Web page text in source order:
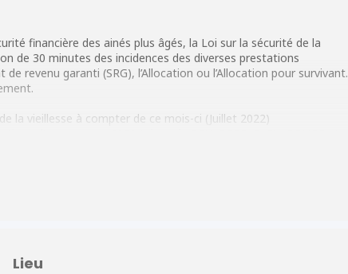
financière des ainés plus âgés, la Loi sur la sécurité de la
de 30 minutes des incidences des diverses prestations
revenu garanti (SRG), l’Allocation ou l’Allocation pour survivant.
la vieillesse à compter de ce mois-ci (Juillet 2022)
d’urgences en 2020
ou d’allocations de Juillet 2022 à Juin 2023.
Lieu